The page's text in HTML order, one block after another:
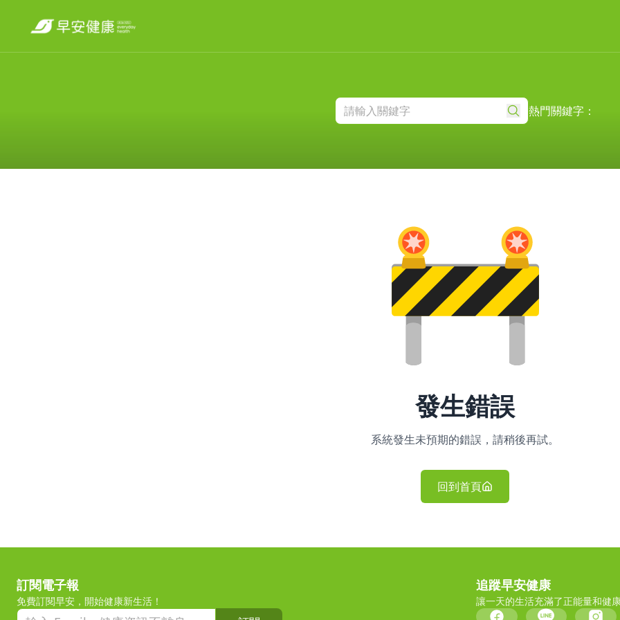
熱門關鍵字：
發生錯誤
系統發生未預期的錯誤，請稍後再試。
回到首頁
訂閱電子報
免費訂閱早安，開始健康新生活！
追蹤早安健康
讓一天的生活充滿了正能量和健